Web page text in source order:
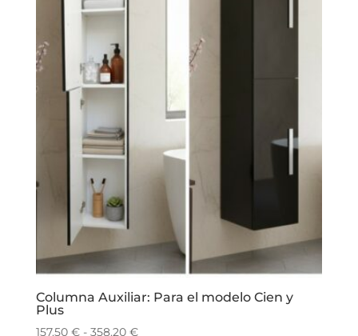
Columna Auxiliar: Para el modelo Cien y
Plus
157.50 € - 358.20 €Rango